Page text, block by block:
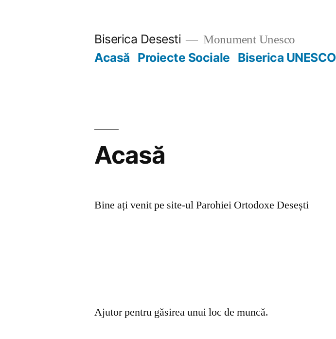
Biserica Desesti Monument Unesco
Acasă Proiecte Sociale Biserica UNESCO
Acasă
Bine ați venit pe site-ul Parohiei Ortodoxe Desești
Ajutor pentru găsirea unui loc de muncă.